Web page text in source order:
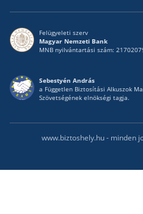
Felügyeleti szerv
Magyar Nemzeti Bank
MNB nyilvántartási szám:
Sebestyén András
a Független Biztosítási Alkuszok
Szövetségének elnökségi tagja.
www.biztoshely.hu - minden